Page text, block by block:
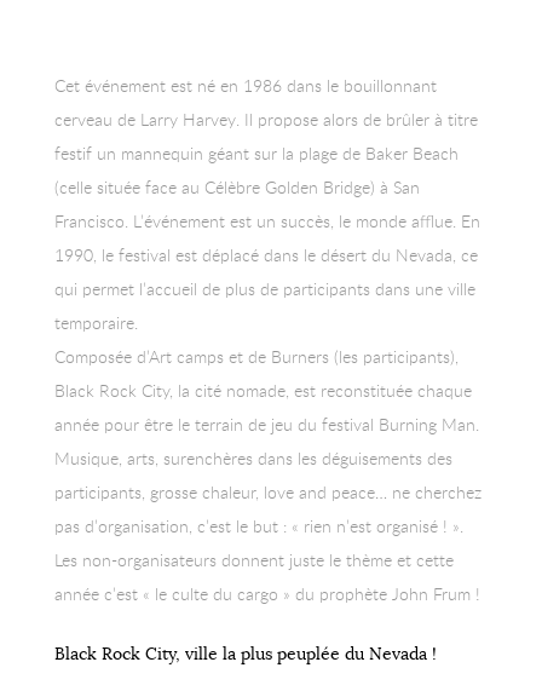
Cet événement est né en 1986 dans le bouillonnant
cerveau de Larry Harvey. Il propose alors de brûler à titre
festif un mannequin géant sur la plage de Baker Beach
(celle située face au Célèbre Golden Bridge) à San
Francisco. L’événement est un succès, le monde afflue. En
1990, le festival est déplacé dans le désert du Nevada, ce
qui permet l’accueil de plus de participants dans une ville
temporaire.
Composée d’Art camps et de Burners (les participants),
Black Rock City, la cité nomade, est reconstituée chaque
année pour être le terrain de jeu du festival Burning Man.
Musique, arts, surenchères dans les déguisements des
participants, grosse chaleur, love and peace… ne cherchez
pas d’organisation, c’est le but : « rien n’est organisé ! ».
Les non-organisateurs donnent juste le thème et cette
année c’est « le culte du cargo » du prophète John Frum !
Black Rock City, ville la plus peuplée du Nevada !